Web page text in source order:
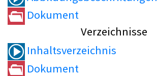
Dokument
Verzeichnisse
Inhaltsverzeichnis
Dokument